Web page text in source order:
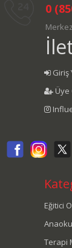
0
Giriş
Üye
Eğitici
Terapi